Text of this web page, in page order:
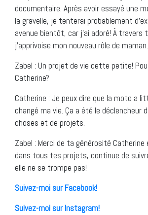
documentaire. Après avoir essayé une
la gravelle, je tenterai probablement
avenue bientôt, car j’ai adoré! À travers
j’apprivoise mon nouveau rôle de maman.
Zabel : Un projet de vie cette petite!
Catherine?
Catherine : Je peux dire que la moto a
changé ma vie. Ça a été le déclencheur
choses et de projets.
Zabel : Merci de ta générosité
dans tous tes projets, continue de
elle ne se trompe pas!
Suivez-moi sur Facebook!
Suivez-moi sur Instagram!